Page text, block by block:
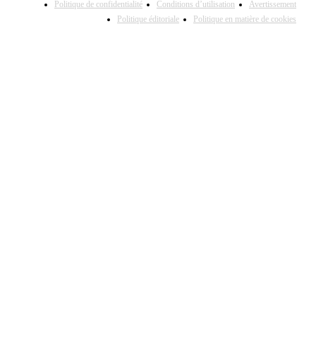
Politique de confidentialité Conditions d’utilisation
Avertissement
Politique éditoriale
Politique en matière de cookies